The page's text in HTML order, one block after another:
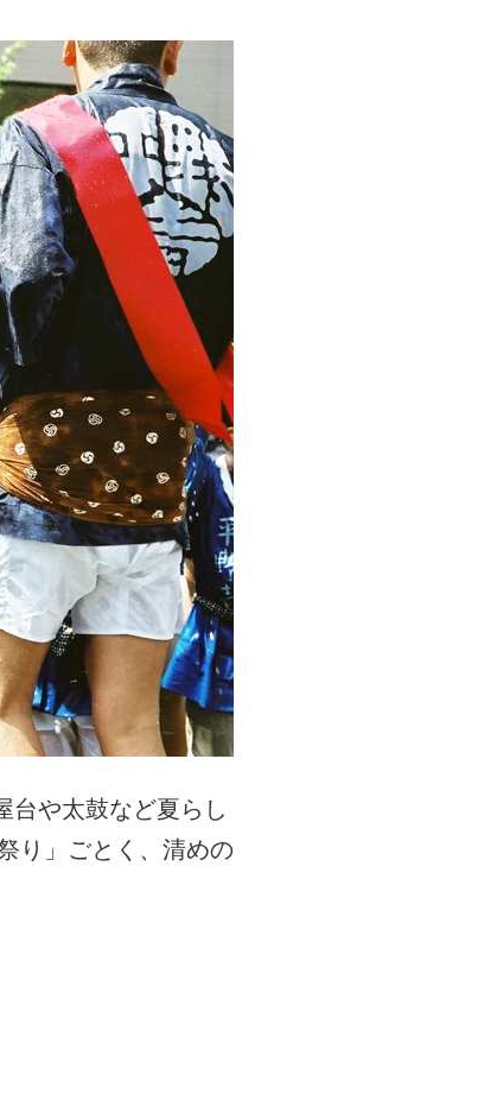
台や太鼓など夏らし
り」ごとく、清めの